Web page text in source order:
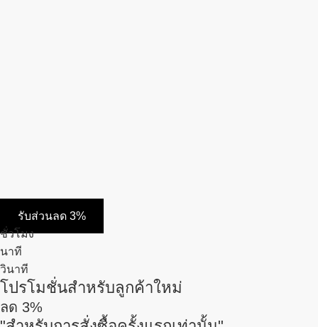
รับส่วนลด 3%
ชั่วโมง
นาที
วินาที
โปรโมชั่นสำหรับลูกค้าใหม่
ลด 3%